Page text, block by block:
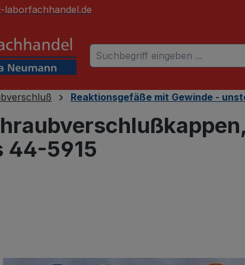
laborfachhandel.de
Reaktionsgefäße mit Gewinde -
44-5915